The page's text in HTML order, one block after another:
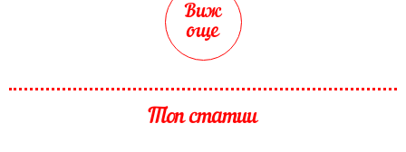
Виж
още
Топ статии